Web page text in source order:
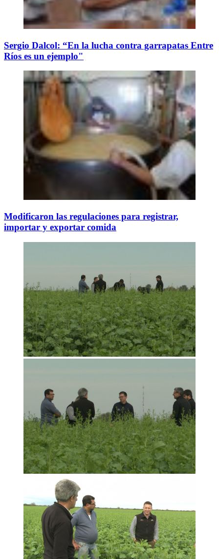
Sergio Dalcol: “En la lucha contra garrapatas Entre
Ríos es un ejemplo"
Modificaron las regulaciones para registrar,
importar y exportar comida